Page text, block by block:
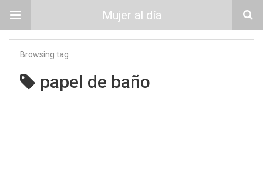
Mujer al día
Browsing tag
papel de baño